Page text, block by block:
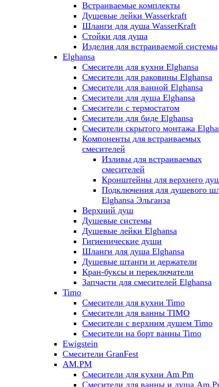
Встраиваемые комплекты
Душевые лейки Wasserkraft
Шланги для душа WasserKraft
Стойки для душа
Изделия для встраиваемой системы
Elghansa
Смесители для кухни Elghansa
Смесители для раковины Elghansa
Смесители для ванной Elghansa
Смесители для душа Elghansa
Смесители с термостатом
Смесители для биде Elghansa
Смесители скрытого монтажа
Компоненты для встраиваемых
смесителей
Изливы для встраиваемых
смесителей
Кронштейны для верхнего
Подключения для душевого
Elghansa Эльганза
Верхний душ
Душевые системы
Душевые лейки Elghansa
Гигиенические души
Шланги для душа Elghansa
Душевые штанги и держатели
Кран-буксы и переключатели
Запчасти для смесителей Elghansa
Timo
Смесители для кухни Timo
Смесители для ванны TIMO
Смесители с верхним душем Timo
Смесители на борт ванны Timo
Ewigstein
Смесители GranFest
AM.PM
Смесители для кухни Am Pm
Смесители для ванны и душа